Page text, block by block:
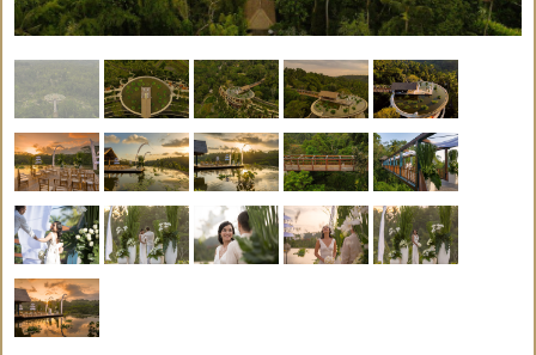
ホワイト・イエロー・ホワイト＆イエロー
◇6本のウンブル・ウンブル(ホワイトフラッグ)
◇生花のリングピロー
◇生花のブーケ＆ブートニア（7種類より選択）
◇音楽演奏はサウンドシステムとなります
◇お支度部屋5時間利用
1. 6時～11時 もしくは 2. 12時～17時
※新郎新婦様のみ
◇乾杯ドリンク（ノンアルコール）